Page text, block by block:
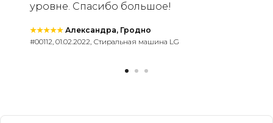
уровне. Спасибо большое!
★★★★★ Александра, Гродно
#00112, 01.02.2022, Стиральная машина LG